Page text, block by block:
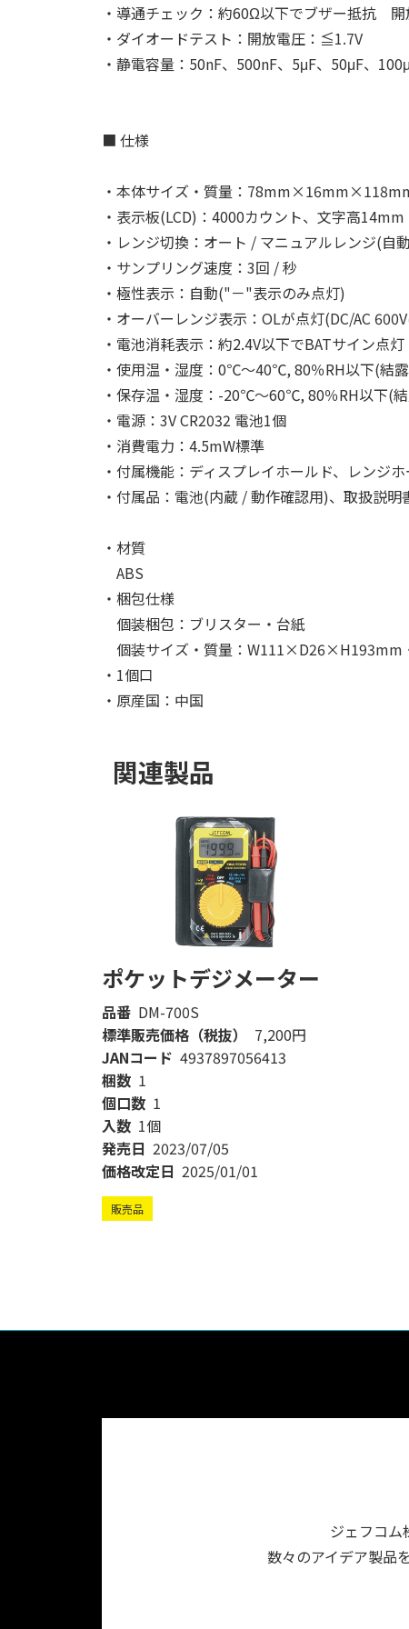
・導通チェック：約60Ω以下でブザー抵抗 開
・ダイオードテスト：開放電圧：≦1.7V
・静電容量：50nF、500nF、5μF、50μF、
■ 仕様
・本体サイズ・質量：
・表示板(LCD)：4000カウント、文字高14mm
・レンジ切換：オート / マニュアルレンジ(自
・サンプリング速度：3回 / 秒
・極性表示：自動("－"表示のみ点灯)
・オーバーレンジ表示：OLが点灯(DC/AC
・電池消耗表示：約2.4V以下でBATサイン点灯
・使用温・湿度：0℃～40℃, 80％RH以下(結
・保存温・湿度：-20℃～60℃, 80％RH以下(
・電源：3V CR2032 電池1個
・消費電力：4.5mW標準
・付属機能：ディスプレイホールド、レンジ
・付属品：電池(内蔵 / 動作確認用)、取扱説明
・材質
ABS
・梱包仕様
個装梱包：ブリスター・台紙
個装サイズ・質量：W111×D26×H193mm
・1個口
・原産国：中国
関連製品
ポケットデジメーター
品番 DM-700S
標準販売価格（税抜）
7,200円
JANコード 4937897056413
梱数 1
個口数 1
入数 1個
発売日 2023/07/05
価格改定日 2025/01/01
販売品
ジェフコム
数々のアイデア製品